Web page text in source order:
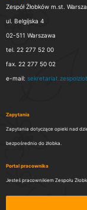
Zespół Żłobków m.st.
ul. Belgijska 4
02-511 Warszawa
tel. 22 277 52 00
fax. 22 277 50 02
e-mail:
Zapytania
Zapytania dotyczące opieki nad
bezpośrednio do żłobka.
Portal pracownika
Jesteś pracownikiem Zespołu